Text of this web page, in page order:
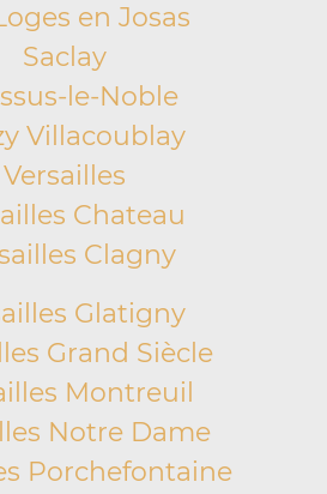
en Josas
Saclay
le-Noble
Villacoublay
Versailles
Chateau
Clagny
Glatigny
Grand Siècle
Montreuil
Notre Dame
Porchefontaine